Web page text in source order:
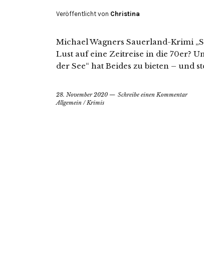
Veröffentlicht von Christina
Michael Wagners Sauerland-Krimi
Lust auf eine Zeitreise in die 70er?
der See“ hat Beides zu bieten – und
28. November 2020
Schreibe einen Kommentar
Allgemein /Krimis